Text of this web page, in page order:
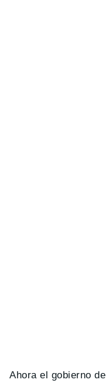
Ahora el gobierno de